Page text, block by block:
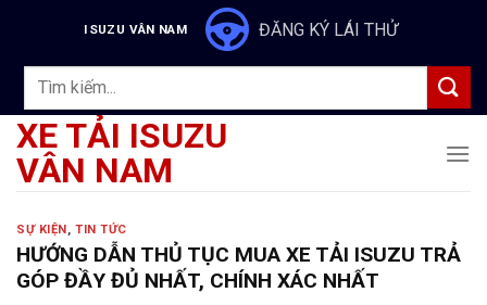
content
ISUZU VÂN NAM ĐĂNG KÝ LÁI THỬ
Tìm
XE TẢI ISUZU
VÂN NAM
SỰ KIỆN,TIN TỨC
HƯỚNG DẪN THỦ TỤC MUA XE TẢI ISUZU TRẢ
GÓP ĐẦY ĐỦ NHẤT, CHÍNH XÁC NHẤT